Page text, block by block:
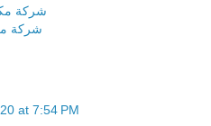
شركة
شركة
at 7:54 PM